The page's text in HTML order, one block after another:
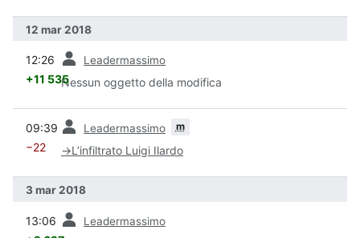
12 mar 2018
12:26 Leadermassimo
+11 535Nessun oggetto della modifica
09:39 Leadermassimo m
−22 →L’infiltrato Luigi Ilardo
3 mar 2018
13:06 Leadermassimo